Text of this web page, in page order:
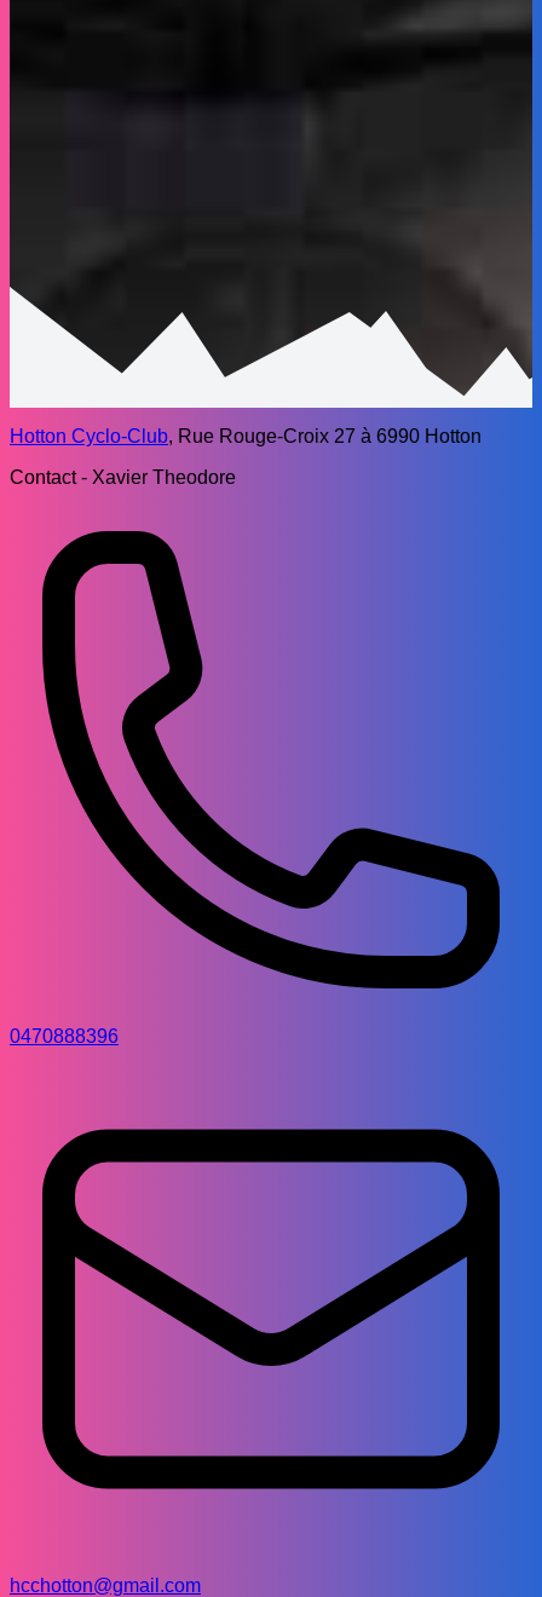
Hotton Cyclo-Club, Rue Rouge-Croix 27 à 6990 Hotton
Contact - Xavier Theodore
0470888396
hcchotton@gmail.com